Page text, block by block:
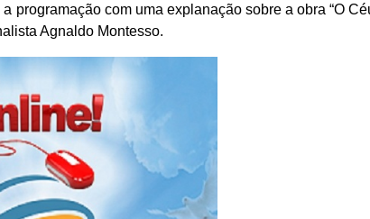
programação com uma explanação sobre a obra “O
Agnaldo Montesso.